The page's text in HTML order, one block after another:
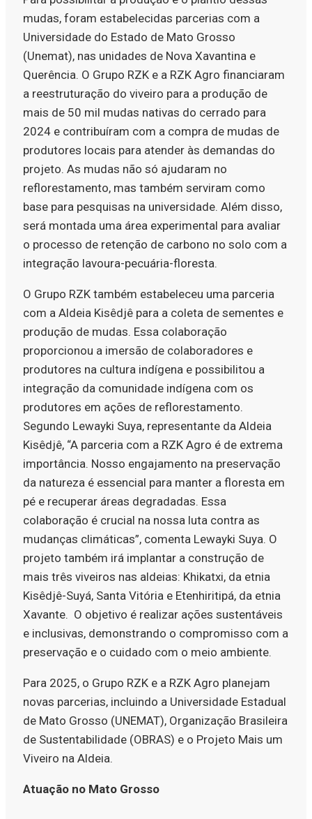
mudas, foram estabelecidas parcerias com a
Universidade do Estado de Mato Grosso
(Unemat), nas unidades de Nova Xavantina e
Querência. O Grupo RZK e a RZK Agro financiaram
a reestruturação do viveiro para a produção de
mais de 50 mil mudas nativas do cerrado para
2024 e contribuíram com a compra de mudas de
produtores locais para atender às demandas do
projeto. As mudas não só ajudaram no
reflorestamento, mas também serviram como
base para pesquisas na universidade. Além disso,
será montada uma área experimental para avaliar
o processo de retenção de carbono no solo com a
integração lavoura-pecuária-floresta.
O Grupo RZK também estabeleceu uma parceria
com a Aldeia Kisêdjê para a coleta de sementes e
produção de mudas. Essa colaboração
proporcionou a imersão de colaboradores e
produtores na cultura indígena e possibilitou a
integração da comunidade indígena com os
produtores em ações de reflorestamento.
Segundo Lewayki Suya, representante da Aldeia
Kisêdjê, “A parceria com a RZK Agro é de extrema
importância. Nosso engajamento na preservação
da natureza é essencial para manter a floresta em
pé e recuperar áreas degradadas. Essa
colaboração é crucial na nossa luta contra as
mudanças climáticas”, comenta Lewayki Suya. O
projeto também irá implantar a construção de
mais três viveiros nas aldeias: Khikatxi, da etnia
Kisêdjê-Suyá, Santa Vitória e Etenhiritipá, da etnia
Xavante. O objetivo é realizar ações sustentáveis
e inclusivas, demonstrando o compromisso com a
preservação e o cuidado com o meio ambiente.
Para 2025, o Grupo RZK e a RZK Agro planejam
novas parcerias, incluindo a Universidade Estadual
de Mato Grosso (UNEMAT), Organização Brasileira
de Sustentabilidade (OBRAS) e o Projeto Mais um
Viveiro na Aldeia.
Atuação no Mato Grosso